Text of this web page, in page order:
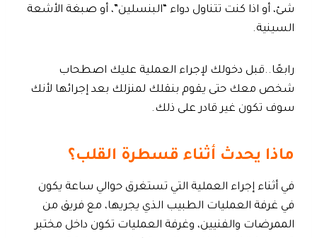
شئ، أو اذا كنت تتناول دواء “البنسلين”، أو صبغة الأشعة
السينية.
رابعًا..قبل دخولك لإجراء العملية عليك اصطحاب
شخص معك حتى يقوم بنقلك لمنزلك بعد إجرائها لأنك
سوف تكون غير قادر على ذلك.
ماذا يحدث أثناء قسطرة القلب؟
في أثناء إجراء العملية التي تستغرق حوالي ساعة يكون
في غرفة العمليات الطبيب الذي يجريها، مع فريق من
الممرضات والفنيين، وغرفة العمليات تكون داخل مختبر